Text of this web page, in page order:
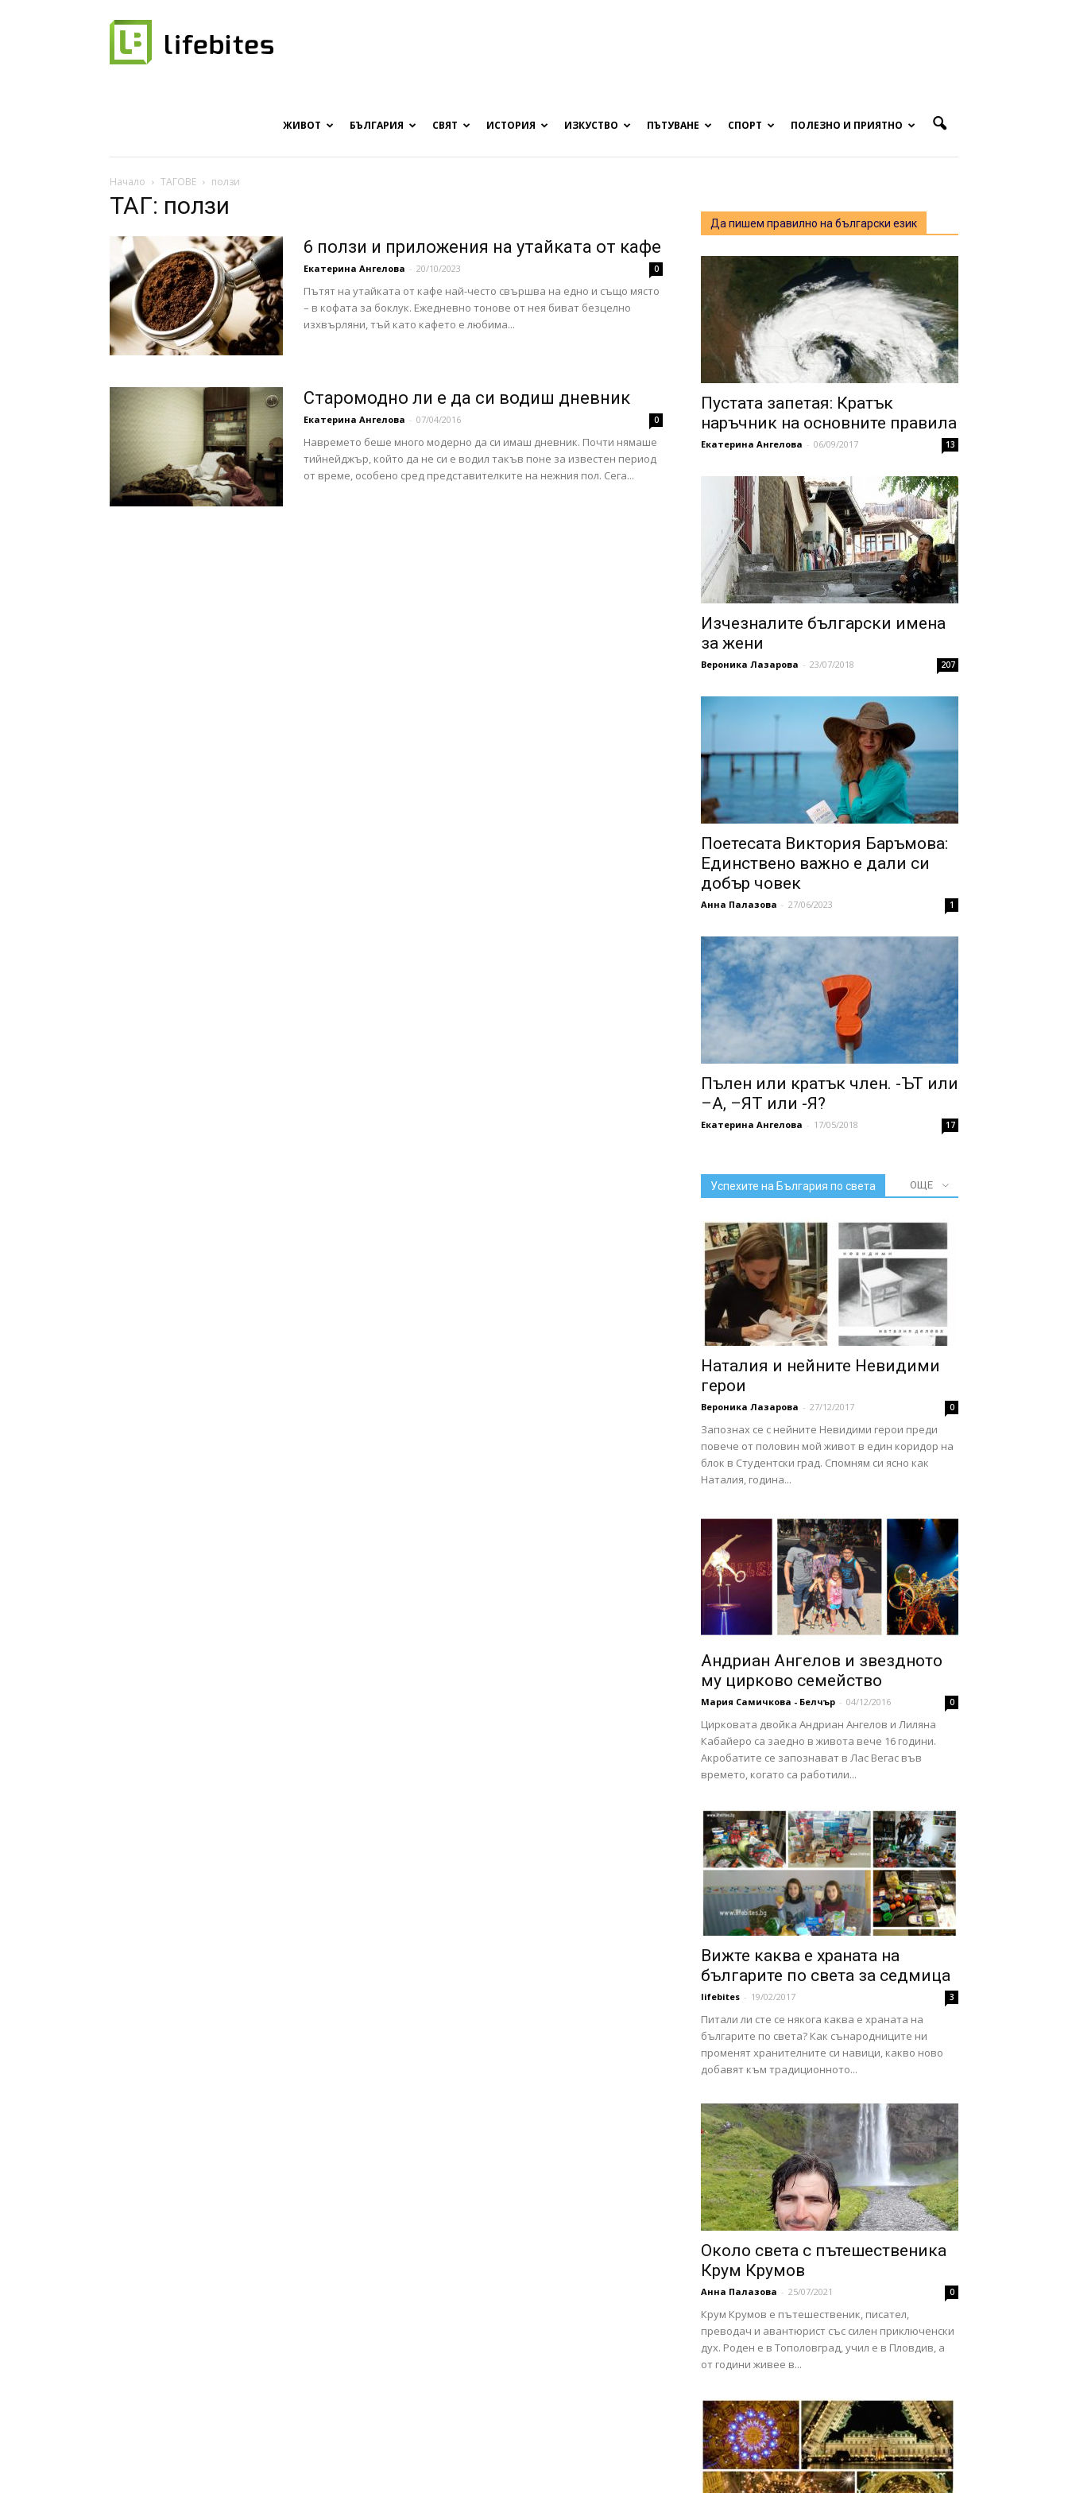
списание
хапки
вкус
ЖИВОТ БЪЛГАРИЯ СВЯТ ИСТОРИЯ ИЗКУСТВО ПЪТУВАНЕ СПОРТ ПОЛЕЗНО И ПРИЯТНО
Начало ТАГОВЕ ползи
ТАГ: ползи
6 ползи и приложения на утайката от кафе
Екатерина Ангелова - 20/10/2023 0
Пътят на утайката от кафе най-често свършва на едно и също място
– в кофата за боклук. Ежедневно тонове от нея биват безцелно
изхвърляни, тъй като кафето е любима...
Старомодно ли е да си водиш дневник
Екатерина Ангелова - 07/04/2016 0
Навремето беше много модерно да си имаш дневник. Почти нямаше
тийнейджър, който да не си е водил такъв поне за известен период
от време, особено сред представителките на нежния пол. Сега...
Да пишем правилно на български език
Пустата запетая: Кратък
наръчник на основните правила
Екатерина Ангелова - 06/09/2017 13
Изчезналите български имена
за жени
Вероника Лазарова - 23/07/2018 207
Поетесата Виктория Баръмова:
Единствено важно е дали си
добър човек
Анна Палазова - 27/06/2023 1
Пълен или кратък член. -ЪТ или
–А, –ЯТ или -Я?
Екатерина Ангелова - 17/05/2018 17
Успехите на България по света ОЩЕ
Наталия и нейните Невидими
герои
Вероника Лазарова - 27/12/2017 0
Запознах се с нейните Невидими герои преди
повече от половин мой живот в един коридор на
блок в Студентски град. Спомням си ясно как
Наталия, година...
Андриан Ангелов и звездното
му цирково семейство
Мария Самичкова - Белчър - 04/12/2016 0
Цирковата двойка Андриан Ангелов и Лиляна
Кабайеро са заедно в живота вече 16 години.
Акробатите се запознават в Лас Вегас във
времето, когато са работили...
Вижте каква е храната на
българите по света за седмица
lifebites - 19/02/2017 3
Питали ли сте се някога каква е храната на
българите по света? Как сънародниците ни
променят хранителните си навици, какво ново
добавят към традиционното...
Около света с пътешественика
Крум Крумов
Анна Палазова - 25/07/2021 0
Крум Крумов е пътешественик, писател,
преводач и авантюрист със силен приключенски
дух. Роден е в Тополовград, учил е в Пловдив, а
от години живее в...